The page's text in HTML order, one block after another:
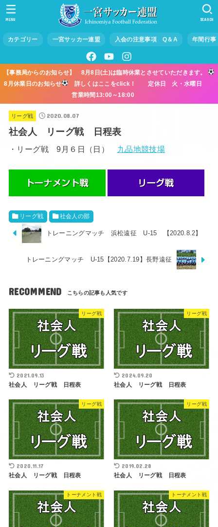
カテゴリー 一宮サッカー連盟 入会の注意事項 Q＆A 年間行事
SEARCH
MENU
【事務局からのお知らせ】 8月8日(土)は臨時休業とさせていただきます。
8月休業日のお知らせ
詳しくはここをclick！ 定休日 火・水曜日
営業時間13:00～18:00
リーグ戦 2020.08.07
社会人 リーグ戦 日程表
・リーグ戦 9月６日（日） 九品地競技場
リーグ戦 社会人の部
トレーニングマッチ 浜松遠征 U-15 【2020.8.2】
トレーニングマッチ U-15【2020.7.19】長野遠征
RECOMMEND
リーグ戦
2021.09.13
社会人 リーグ戦 日程表
リーグ戦
2024.09.20
社会人 リーグ戦 日程表
リーグ戦
2020.11.17
社会人 リーグ戦 日程表
リーグ戦
2019.02.28
社会人 リーグ戦 日程表
トーナメント戦 トーナメント戦